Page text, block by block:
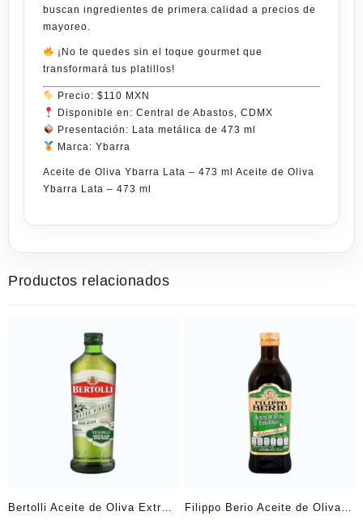
buscan ingredientes de primera calidad a precios de
mayoreo.
¡No te quedes sin el toque gourmet que
transformará tus platillos!
Precio: $110 MXN
Disponible en: Central de Abastos, CDMX
Presentación: Lata metálica de 473 ml
Marca: Ybarra
Aceite de Oliva Ybarra Lata – 473 ml Aceite de Oliva
Ybarra Lata – 473 ml
Productos relacionados
Bertolli Aceite de Oliva Extra
Filippo Berio Aceite de Oliva